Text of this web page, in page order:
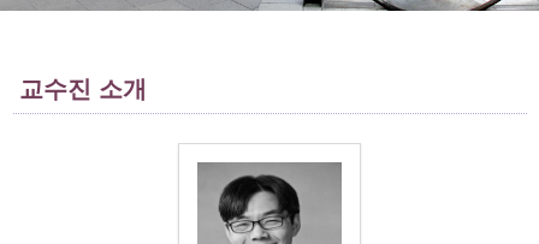
교수진 소개